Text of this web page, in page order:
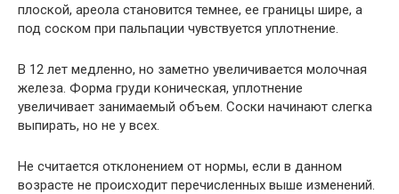
плоской, ареола становится темнее, ее границы шире, а
под соском при пальпации чувствуется уплотнение.
В 12 лет медленно, но заметно увеличивается молочная
железа. Форма груди коническая, уплотнение
увеличивает занимаемый объем. Соски начинают слегка
выпирать, но не у всех.
Не считается отклонением от нормы, если в данном
возрасте не происходит перечисленных выше изменений.